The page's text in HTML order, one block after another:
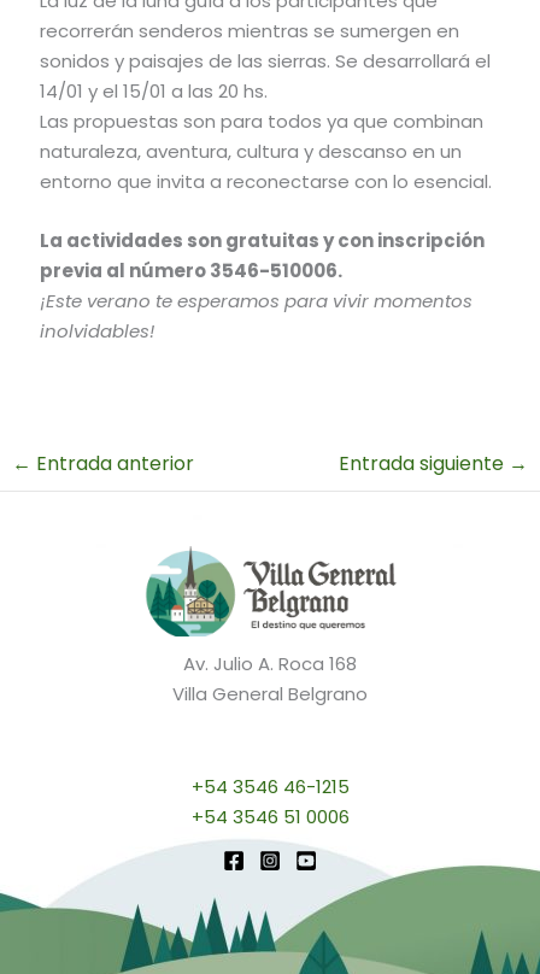
recorrerán senderos mientras se sumergen en
sonidos y paisajes de las sierras. Se desarrollará el
14/01 y el 15/01 a las 20 hs.
Las propuestas son para todos ya que combinan
naturaleza, aventura, cultura y descanso en un
entorno que invita a reconectarse con lo esencial.
La actividades son gratuitas y con inscripción
previa al número 3546-510006.
¡Este verano te esperamos para vivir momentos
inolvidables!
← Entrada anterior Entrada siguiente →
Av. Julio A. Roca 168
Villa General Belgrano
+54 3546 46-1215
+54 3546 51 0006